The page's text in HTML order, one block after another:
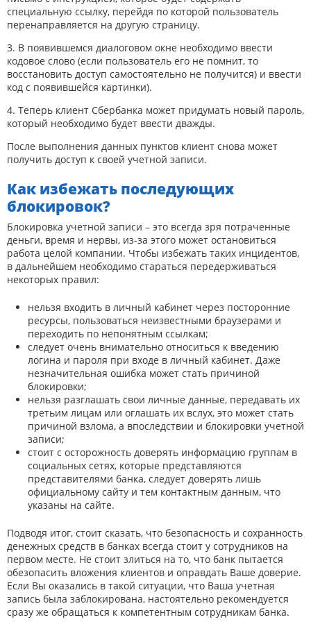
специальную ссылку, перейдя по которой пользователь
перенаправляется на другую страницу.
3. В появившемся диалоговом окне необходимо ввести
кодовое слово (если пользователь его не помнит, то
восстановить доступ самостоятельно не получится) и ввести
код с появившейся картинки).
4. Теперь клиент Сбербанка может придумать новый пароль,
который необходимо будет ввести дважды.
После выполнения данных пунктов клиент снова может
получить доступ к своей учетной записи.
Как избежать последующих
блокировок?
Блокировка учетной записи – это всегда зря потраченные
деньги, время и нервы, из-за этого может остановиться
работа целой компании. Чтобы избежать таких инцидентов,
в дальнейшем необходимо стараться передерживаться
некоторых правил:
нельзя входить в личный кабинет через посторонние
ресурсы, пользоваться неизвестными браузерами и
переходить по непонятным ссылкам;
следует очень внимательно относиться к введению
логина и пароля при входе в личный кабинет. Даже
незначительная ошибка может стать причиной
блокировки;
нельзя разглашать свои личные данные, передавать их
третьим лицам или оглашать их вслух, это может стать
причиной взлома, а впоследствии и блокировки учетной
записи;
стоит с осторожность доверять информацию группам в
социальных сетях, которые представляются
представителями банка, следует доверять лишь
официальному сайту и тем контактным данным, что
указаны на сайте.
Подводя итог, стоит сказать, что безопасность и сохранность
денежных средств в банках всегда стоит у сотрудников на
первом месте. Не стоит злиться на то, что банк пытается
обезопасить вложения клиентов и оправдать Ваше доверие.
Если Вы оказались в такой ситуации, что Ваша учетная
запись была заблокирована, настоятельно рекомендуется
сразу же обращаться к компетентным сотрудникам банка.